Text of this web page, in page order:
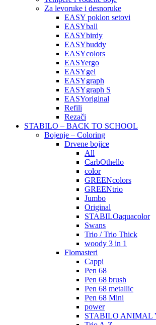
Za levoruke i desnoruke
EASY poklon setovi
EASYball
EASYbirdy
EASYbuddy
EASYcolors
EASYergo
EASYgel
EASYgraph
EASYgraph S
EASYoriginal
Refili
Rezači
STABILO – BACK TO SCHOOL
Bojenje – Coloring
Drvene bojice
All
CarbOthello
color
GREENcolors
GREENtrio
Jumbo
Original
STABILOaquacolor
Swans
Trio / Trio Thick
woody 3 in 1
Flomasteri
Cappi
Pen 68
Pen 68 brush
Pen 68 metallic
Pen 68 Mini
power
STABILO ANIMAL